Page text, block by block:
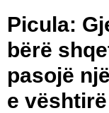
Picula:
bërë
pasojë
e vështirë